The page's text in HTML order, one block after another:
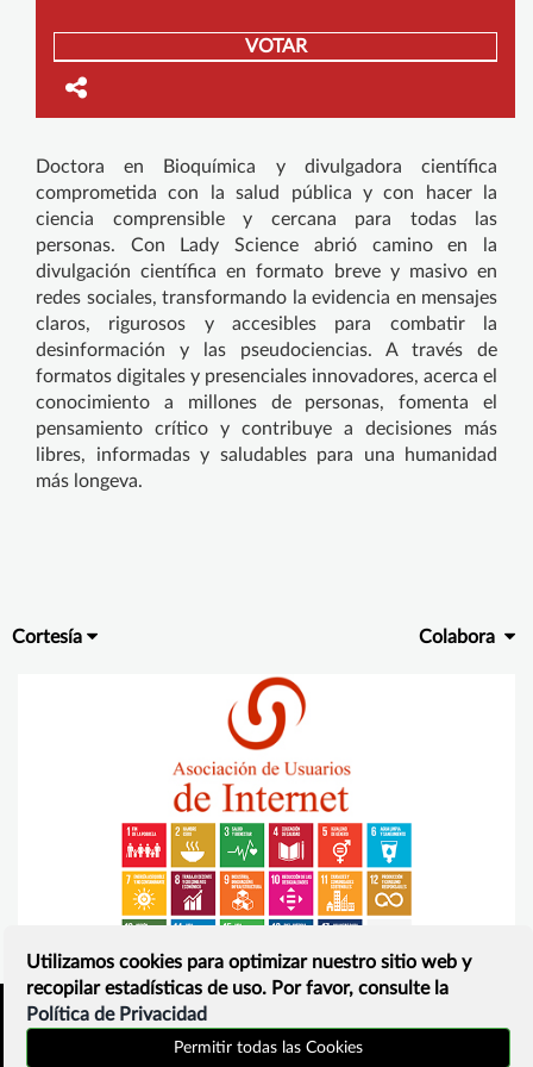
VOTAR
Doctora en Bioquímica y divulgadora científica
comprometida con la salud pública y con hacer la
ciencia comprensible y cercana para todas las
personas. Con Lady Science abrió camino en la
divulgación científica en formato breve y masivo en
redes sociales, transformando la evidencia en mensajes
claros, rigurosos y accesibles para combatir la
desinformación y las pseudociencias. A través de
formatos digitales y presenciales innovadores, acerca el
conocimiento a millones de personas, fomenta el
pensamiento crítico y contribuye a decisiones más
libres, informadas y saludables para una humanidad
más longeva.
Cortesía Colabora
Política de privacidad
Utilizamos cookies para optimizar nuestro sitio web y
recopilar estadísticas de uso. Por favor, consulte la
Política de Privacidad
Permitir todas las Cookies